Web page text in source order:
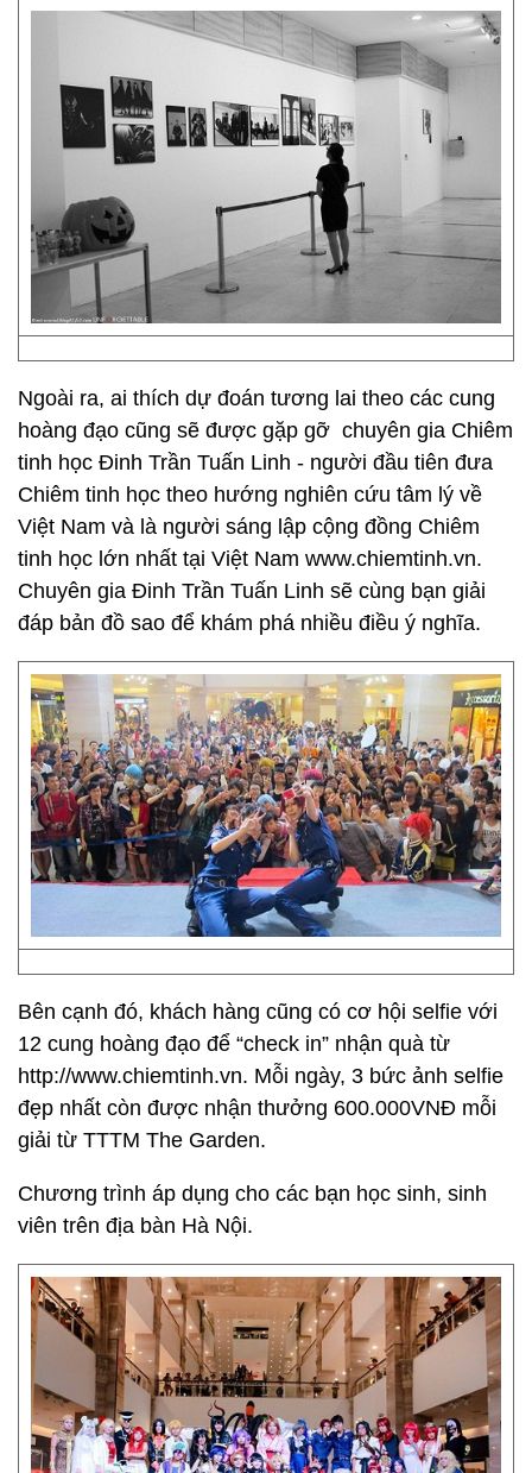
Ngoài ra, ai thích dự đoán tương lai theo các cung
hoàng đạo cũng sẽ được gặp gỡ chuyên gia Chiêm
tinh học Đinh Trần Tuấn Linh - người đầu tiên đưa
Chiêm tinh học theo hướng nghiên cứu tâm lý về
Việt Nam và là người sáng lập cộng đồng Chiêm
tinh học lớn nhất tại Việt Nam www.chiemtinh.vn.
Chuyên gia Đinh Trần Tuấn Linh sẽ cùng bạn giải
đáp bản đồ sao để khám phá nhiều điều ý nghĩa.
Bên cạnh đó, khách hàng cũng có cơ hội selfie với
12 cung hoàng đạo để “check in” nhận quà từ
http://www.chiemtinh.vn. Mỗi ngày, 3 bức ảnh selfie
đẹp nhất còn được nhận thưởng 600.000VNĐ mỗi
giải từ TTTM The Garden.
Chương trình áp dụng cho các bạn học sinh, sinh
viên trên địa bàn Hà Nội.